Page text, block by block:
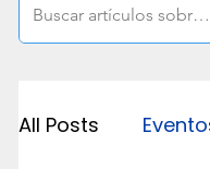
All Posts